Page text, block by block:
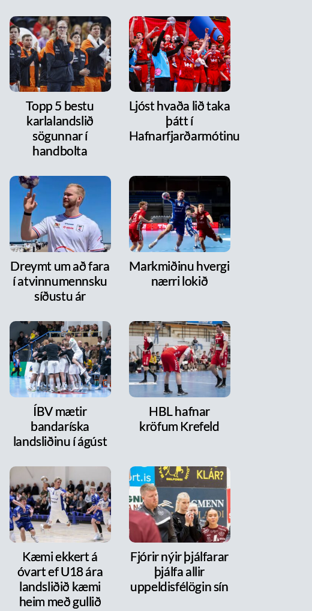
Topp 5 bestu
karlalandslið
sögunnar í
handbolta
Ljóst hvaða lið taka
þátt í
Hafnarfjarðarmótinu
Dreymt um að fara
í atvinnumennsku
síðustu ár
Markmiðinu hvergi
nærri lokið
ÍBV mætir
bandaríska
landsliðinu í ágúst
HBL hafnar
kröfum Krefeld
Kæmi ekkert á
óvart ef U18 ára
landsliðið kæmi
heim með gullið
Fjórir nýir þjálfarar
þjálfa allir
uppeldisfélögin sín